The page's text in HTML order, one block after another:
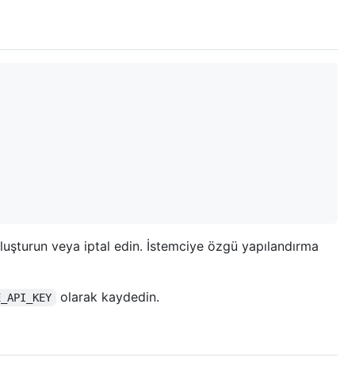
veya iptal edin. İstemciye özgü yapılandırma
olarak kaydedin.